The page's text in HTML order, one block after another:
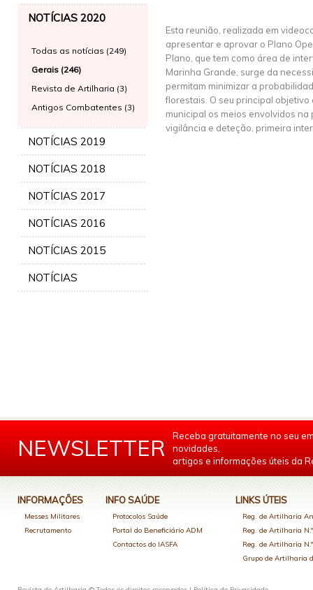
NOTÍCIAS 2020
Todas as notícias (249)
Gerais (246)
Revista de Artilharia (3)
Antigos Combatentes (3)
NOTÍCIAS 2019
NOTÍCIAS 2018
NOTÍCIAS 2017
NOTÍCIAS 2016
NOTÍCIAS 2015
NOTÍCIAS
Esta reunião, realizada em
apresentar e aprovar o Plano
Plano, que tem como área de
Marinha Grande, surge da
permitam minimizar a
florestais. O seu principal
municipal os meios envolvidos
vigilância e deteção, primeira
NEWSLETTER
Receba gratuitamente no seu
novidades,
artigos e informações úteis da
INFORMAÇÕES
Messes Militares
Recrutamento
INFO SAÚDE
Protocolos Saúde
Portal do Beneficiário ADM
Contactos do IASFA
LINKS ÚTEIS
Reg. de Artilharia
Reg. de Artilharia
Reg. de Artilharia
Grupo de Artilharia